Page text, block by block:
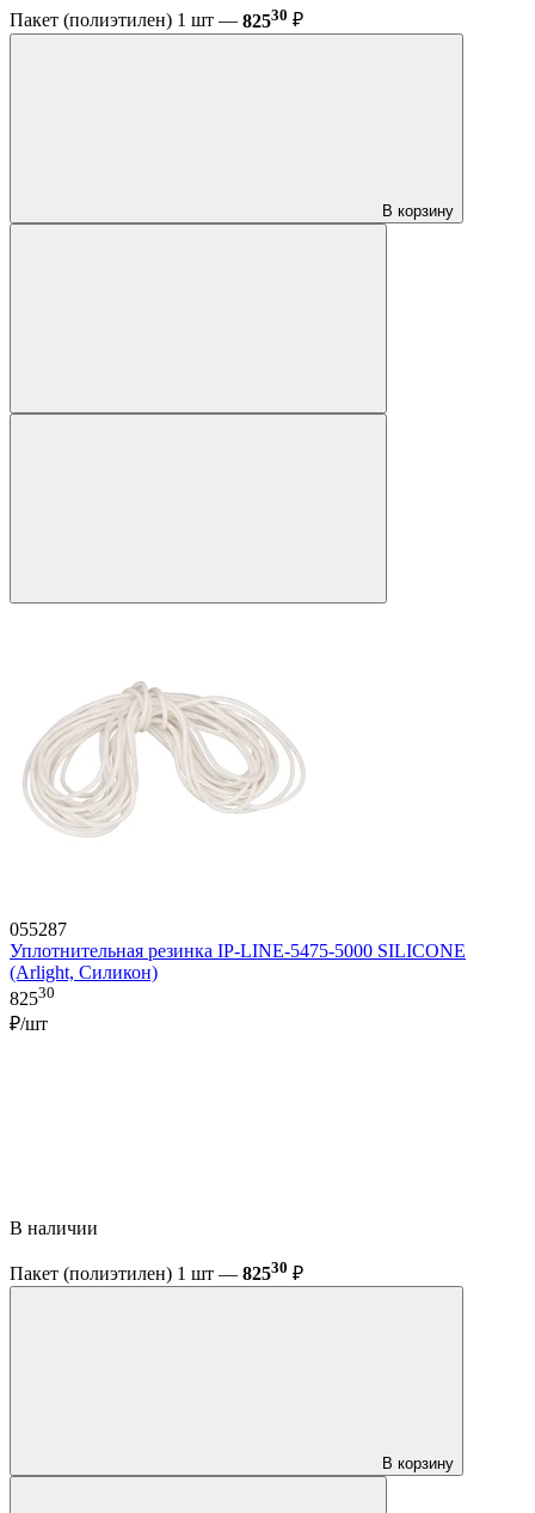
Пакет (полиэтилен) 1 шт — 82530 ₽
В корзину
055287
Уплотнительная резинка IP-LINE-5475-5000 SILICONE
(Arlight, Силикон)
82530
₽/шт
В наличии
Пакет (полиэтилен) 1 шт — 82530 ₽
В корзину